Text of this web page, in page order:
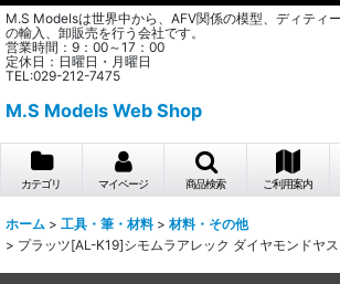
M.S Modelsは世界中から、AFV関係の模型、ディティ
の輸入、卸販売を行う会社です。
営業時間：9：00～17：00
定休日：日曜日・月曜日
TEL:029-212-7475
M.S Models Web Shop
カテゴリ マイページ 商品検索 ご利用案内
ホーム > 工具・筆・材料 > 材料・その他
> プラッツ[AL-K19]シモムラアレック ダイヤモンドヤ